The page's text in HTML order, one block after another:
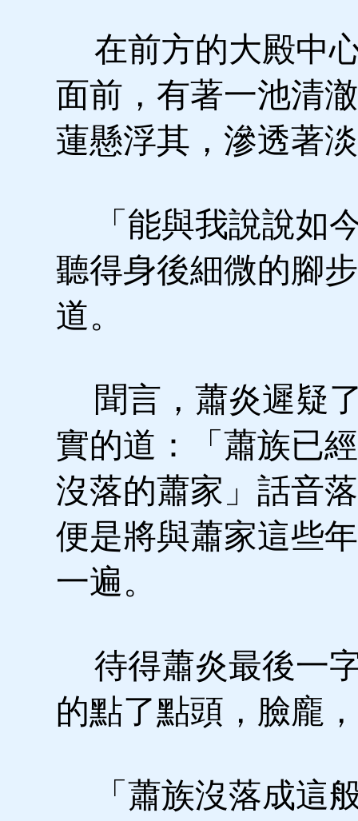
在前方的大殿中
面前，有著一池清
蓮懸浮其，滲透著
「能與我說說如
聽得身後細微的腳
道。
聞言，蕭炎遲疑
實的道：「蕭族已
沒落的蕭家」話音
便是將與蕭家這些
一遍。
待得蕭炎最後一
的點了點頭，臉龐
「蕭族沒落成這